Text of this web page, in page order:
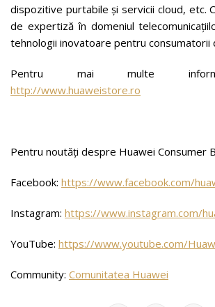
dispozitive purtabile și servicii cloud, etc.
de expertiză în domeniul
tehnologii inovatoare pentru consumatorii
Pentru mai multe
http://www.huaweistore.ro
Pentru noutăți despre Huawei Consumer
Facebook: https://www.facebook.com/
Instagram: https://www.instagram.com/
YouTube: https://www.youtube.com/
Community: Comunitatea Huawei